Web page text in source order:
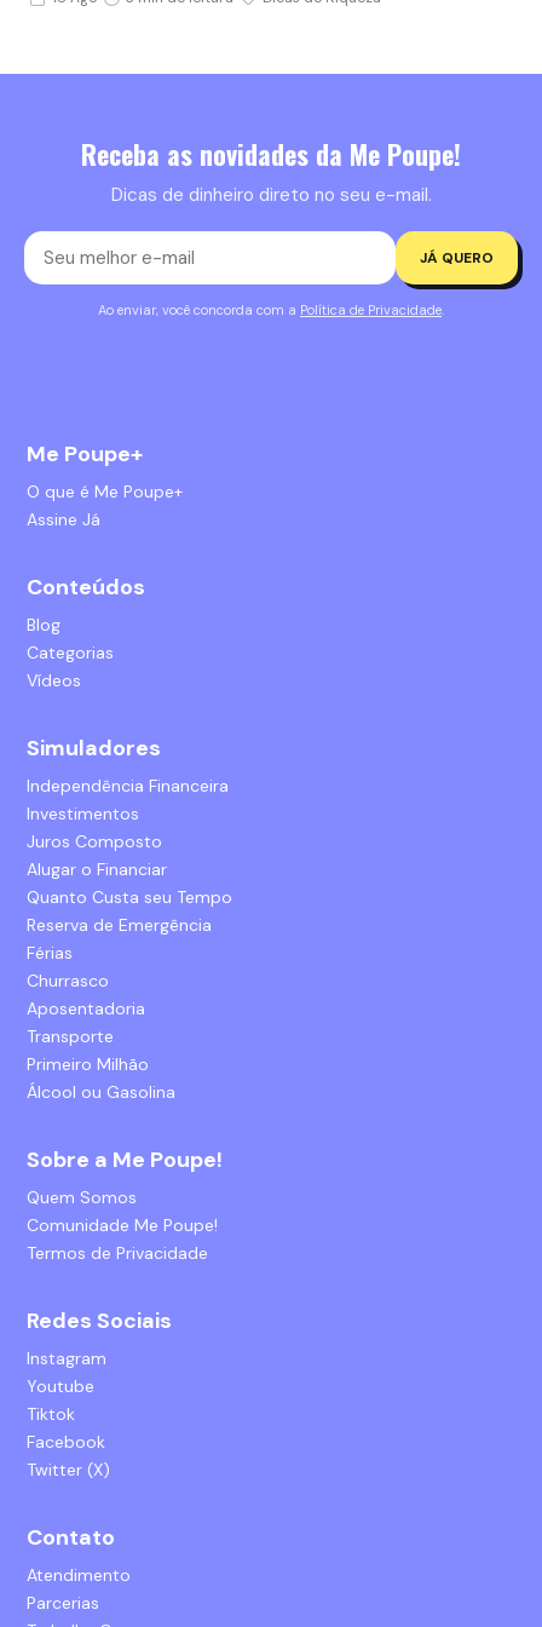
Receba as novidades da Me Poupe!
Dicas de dinheiro direto no seu e-mail.
JÁ QUERO
Ao enviar, você concorda com a Política de Privacidade.
Me Poupe+
O que é Me Poupe+
Assine Já
Conteúdos
Blog
Categorias
Vídeos
Simuladores
Independência Financeira
Investimentos
Juros Composto
Alugar o Financiar
Quanto Custa seu Tempo
Reserva de Emergência
Férias
Churrasco
Aposentadoria
Transporte
Primeiro Milhão
Álcool ou Gasolina
Sobre a Me Poupe!
Quem Somos
Comunidade Me Poupe!
Termos de Privacidade
Redes Sociais
Instagram
Youtube
Tiktok
Facebook
Twitter (X)
Contato
Atendimento
Parcerias